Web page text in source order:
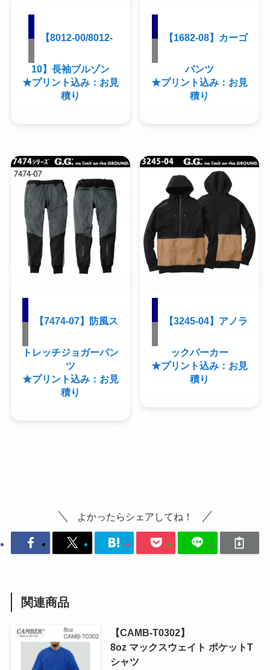
【8012-00/8012-
10】長袖ブルゾン
★プリント込み：お見
積り
【1682-08】カーゴ
パンツ
★プリント込み：お見
積り
【7474-07】防風ス
トレッチジョガーパン
ツ
★プリント込み：お見
積り
【3245-04】アノラ
ックパーカー
★プリント込み：お見
積り
よかったらシェアしてね！
関連商品
【CAMB-T0302】
8oz マックスウェイト ポケットT
シャツ